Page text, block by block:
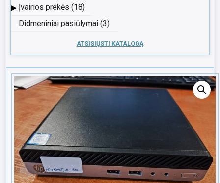
▸ Įvairios prekės (18)
Didmeniniai pasiūlymai (3)
ATSISIŲSTI KATALOGĄ